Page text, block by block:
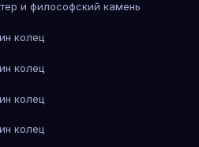
и философский камень
колец
колец
колец
колец